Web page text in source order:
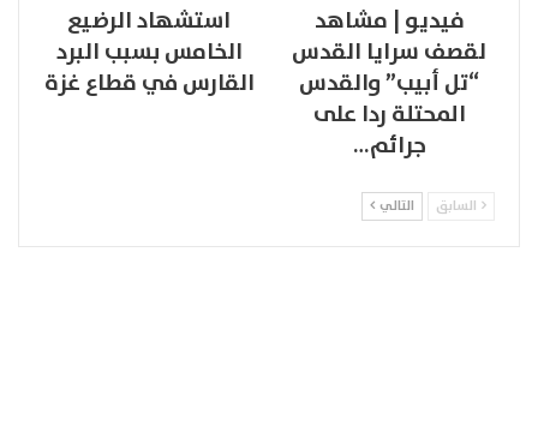
فيديو | مشاهد
لقصف سرايا القدس
“تل أبيب” والقدس
المحتلة ردا على
جرائم…
استشهاد الرضيع
الخامس بسبب البرد
القارس في قطاع غزة
السابق التالي